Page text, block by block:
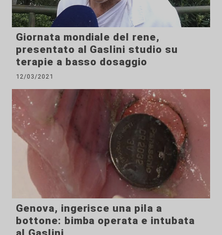
Giornata mondiale del rene,
presentato al Gaslini studio su
terapie a basso dosaggio
12/03/2021
Genova, ingerisce una pila a
bottone: bimba operata e intubata